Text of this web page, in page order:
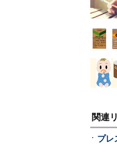
関連
プレ